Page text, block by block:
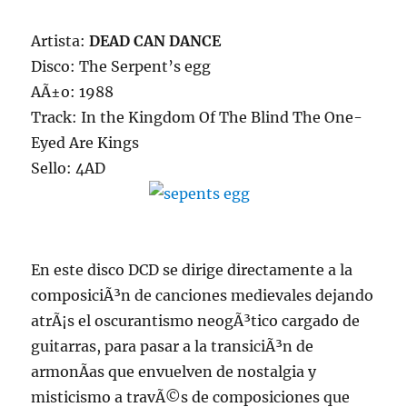
Artista:DEAD CAN DANCE
Disco: The Serpent’s egg
AÃ±o: 1988
Track: In the Kingdom Of The Blind The One-
Eyed Are Kings
Sello: 4AD
En este disco DCD se dirige directamente a la
composiciÃ³n de canciones medievales dejando
atrÃ¡s el oscurantismo neogÃ³tico cargado de
guitarras, para pasar a la transiciÃ³n de
armonÃ­as que envuelven de nostalgia y
misticismo a travÃ©s de composiciones que